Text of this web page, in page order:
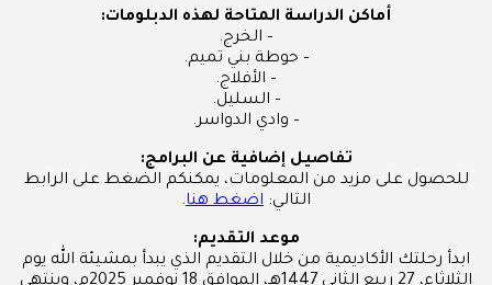
أماكن الدراسة المتاحة لهذه الدبلومات:
– الخرج.
– حوطة بني تميم.
– الأفلاج.
– السليل.
– وادي الدواسر.
تفاصيل إضافية عن البرامج:
للحصول على مزيد من المعلومات، يمكنكم الضغط على الرابط
التالي: اضغط هنا.
موعد التقديم:
ابدأ رحلتك الأكاديمية من خلال التقديم الذي يبدأ بمشيئة الله يوم